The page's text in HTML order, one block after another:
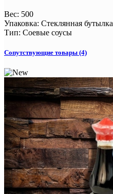
Вес: 500
Упаковка: Стеклянная бутылка
Тип: Соевые соусы
Сопутствующие товары (4)